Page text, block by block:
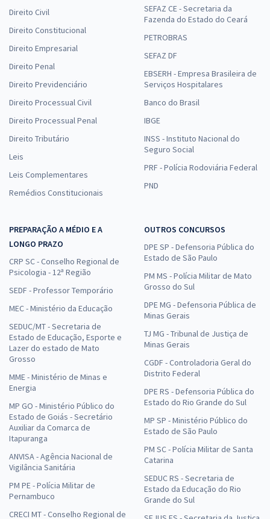
Direito Civil
Direito Constitucional
Direito Empresarial
Direito Penal
Direito Previdenciário
Direito Processual Civil
Direito Processual Penal
Direito Tributário
Leis
Leis Complementares
Remédios Constitucionais
SEFAZ CE - Secretaria da
Fazenda do Estado do Ceará
PETROBRAS
SEFAZ DF
EBSERH - Empresa Brasileira de
Serviços Hospitalares
Banco do Brasil
IBGE
INSS - Instituto Nacional do
Seguro Social
PRF - Polícia Rodoviária Federal
PND
PREPARAÇÃO A MÉDIO E A
LONGO PRAZO
CRP SC - Conselho Regional de
Psicologia - 12ª Região
SEDF - Professor Temporário
MEC - Ministério da Educação
SEDUC/MT - Secretaria de
Estado de Educação, Esporte e
Lazer do estado de Mato
Grosso
MME - Ministério de Minas e
Energia
MP GO - Ministério Público do
Estado de Goiás - Secretário
Auxiliar da Comarca de
Itapuranga
ANVISA - Agência Nacional de
Vigilância Sanitária
PM PE - Polícia Militar de
Pernambuco
CRECI MT - Conselho Regional de
OUTROS CONCURSOS
DPE SP - Defensoria Pública do
Estado de São Paulo
PM MS - Polícia Militar de Mato
Grosso do Sul
DPE MG - Defensoria Pública de
Minas Gerais
TJ MG - Tribunal de Justiça de
Minas Gerais
CGDF - Controladoria Geral do
Distrito Federal
DPE RS - Defensoria Pública do
Estado do Rio Grande do Sul
MP SP - Ministério Público do
Estado de São Paulo
PM SC - Polícia Militar de Santa
Catarina
SEDUC RS - Secretaria de
Estado da Educação do Rio
Grande do Sul